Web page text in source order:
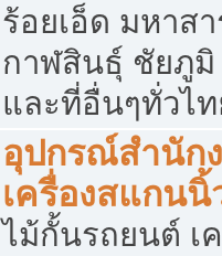
ร้อยเอ็ด มหาส
กาฬสินธุ์ ชัยภู
และที่อื่นๆทั่วไ
อุปกรณ์สำนัก
เครื่องสแกนนิ้
ไม้กั้นรถยนต์ เ